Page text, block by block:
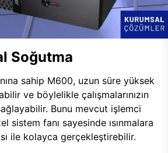
Soğutma
sahip M600, uzun süre yüksek
ve böylelikle çalışmalarınızın
Bunu mevcut işlemci
sistem fanı sayesinde ısınmalara
ile kolayca gerçekleştirebilir.